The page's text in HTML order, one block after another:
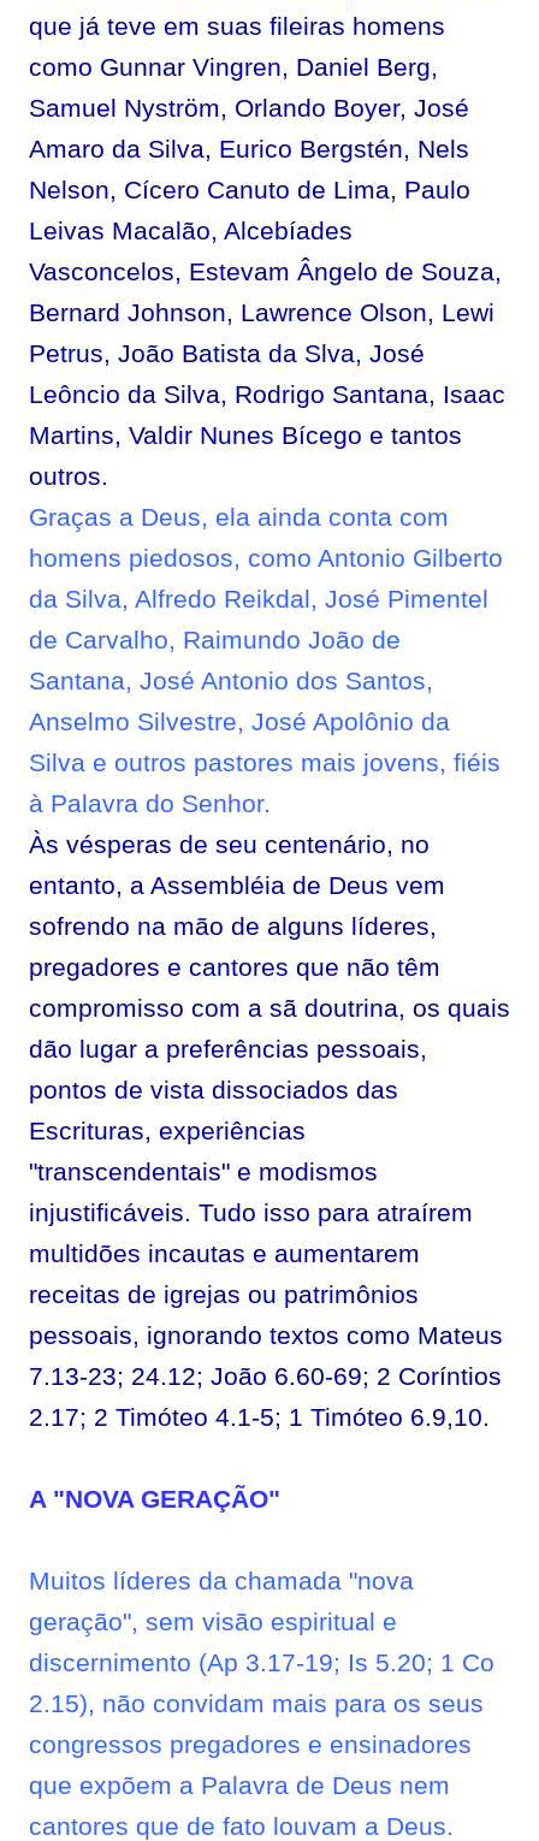
que já teve em suas fileiras homens
como Gunnar Vingren, Daniel Berg,
Samuel Nyström, Orlando Boyer, José
Amaro da Silva, Eurico Bergstén, Nels
Nelson, Cícero Canuto de Lima, Paulo
Leivas Macalão, Alcebíades
Vasconcelos, Estevam Ângelo de Souza,
Bernard Johnson, Lawrence Olson, Lewi
Petrus, João Batista da Slva, José
Leôncio da Silva, Rodrigo Santana, Isaac
Martins, Valdir Nunes Bícego e tantos
outros.
Graças a Deus, ela ainda conta com
homens piedosos, como Antonio Gilberto
da Silva, Alfredo Reikdal, José Pimentel
de Carvalho, Raimundo João de
Santana, José Antonio dos Santos,
Anselmo Silvestre, José Apolônio da
Silva e outros pastores mais jovens, fiéis
à Palavra do Senhor.
Às vésperas de seu centenário, no
entanto, a Assembléia de Deus vem
sofrendo na mão de alguns líderes,
pregadores e cantores que não têm
compromisso com a sã doutrina, os quais
dão lugar a preferências pessoais,
pontos de vista dissociados das
Escrituras, experiências
"transcendentais" e modismos
injustificáveis. Tudo isso para atraírem
multidões incautas e aumentarem
receitas de igrejas ou patrimônios
pessoais, ignorando textos como Mateus
7.13-23; 24.12; João 6.60-69; 2 Coríntios
2.17; 2 Timóteo 4.1-5; 1 Timóteo 6.9,10.
A "NOVA GERAÇÃO"
Muitos líderes da chamada "nova
geração", sem visão espiritual e
discernimento (Ap 3.17-19; Is 5.20; 1 Co
2.15), não convidam mais para os seus
congressos pregadores e ensinadores
que expõem a Palavra de Deus nem
cantores que de fato louvam a Deus.